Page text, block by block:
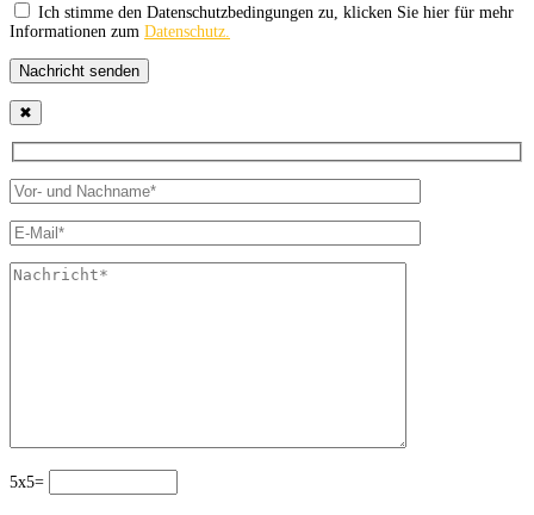
Ich stimme den Datenschutzbedingungen zu, klicken Sie hier für mehr
Informationen zum Datenschutz.
Nachricht senden
✖
5x5=